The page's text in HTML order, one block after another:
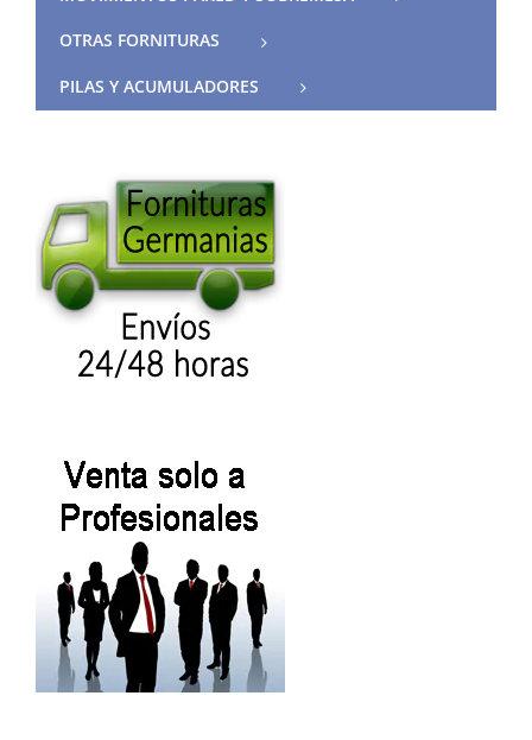
OTRAS FORNITURAS
PILAS Y ACUMULADORES